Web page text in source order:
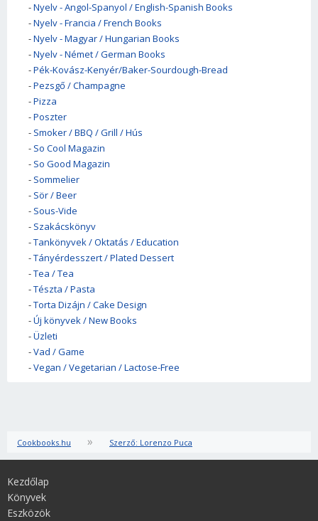
-Nyelv - Angol-Spanyol / English-Spanish Books
-Nyelv - Francia / French Books
-Nyelv - Magyar / Hungarian Books
-Nyelv - Német / German Books
-Pék-Kovász-Kenyér/Baker-Sourdough-Bread
-Pezsgő / Champagne
-Pizza
-Poszter
- Smoker / BBQ / Grill / Hús
- So Cool Magazin
- So Good Magazin
- Sommelier
- Sör / Beer
- Sous-Vide
- Szakácskönyv
-Tankönyvek / Oktatás / Education
-Tányérdesszert / Plated Dessert
-Tea / Tea
-Tészta / Pasta
-Torta Dizájn / Cake Design
-Új könyvek / New Books
-Üzleti
-Vad / Game
-Vegan / Vegetarian / Lactose-Free
Cookbooks.hu » Szerző: Lorenzo Puca
Kezdőlap
Könyvek
Eszközök